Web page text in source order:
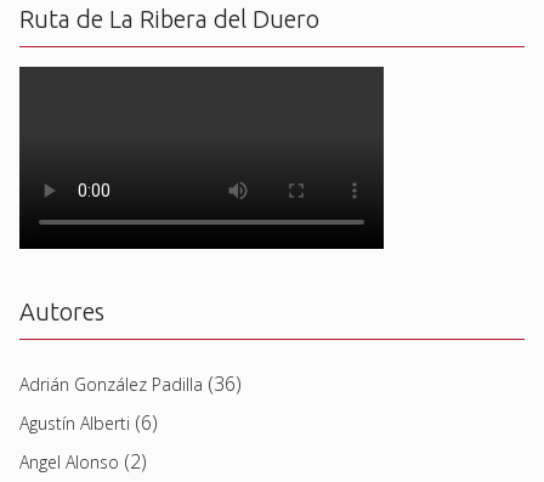
Ruta de La Ribera del Duero
Autores
Adrián González Padilla (36)
Agustín Alberti (6)
Angel Alonso (2)